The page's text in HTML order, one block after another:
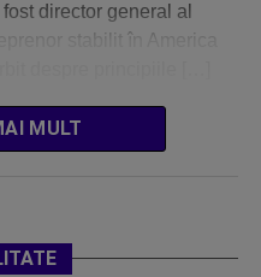
director general al
stabilit în America
MULT